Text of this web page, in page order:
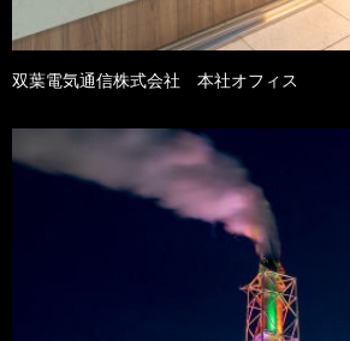
双葉電気通信株式会社 本社オフィス